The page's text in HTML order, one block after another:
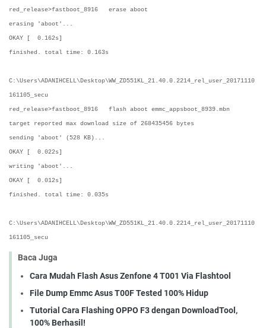
red_release>fastboot_8916 erase aboot
erasing 'aboot'...
OKAY [ 0.162s]
finished. total time: 0.163s
C:\Users\ADANIHCELL\Desktop\WW_ZD551KL_21.40.0.2214_rel_user_20171110
161105_secu
red_release>fastboot_8916 flash aboot emmc_appsboot_8939.mbn
target reported max download size of 268435456 bytes
sending 'aboot' (528 KB)...
OKAY [ 0.022s]
writing 'aboot'...
OKAY [ 0.012s]
finished. total time: 0.035s
C:\Users\ADANIHCELL\Desktop\WW_ZD551KL_21.40.0.2214_rel_user_20171110
161105_secu
Baca Juga
Cara Mudah Flash Asus Zenfone 4 T001 Via Flashtool
File Dump Emmc Asus T00F Tested 100% Hidup
Tutorial Cara Flashing OPPO F3 dengan DownloadTool,
100% Berhasil!